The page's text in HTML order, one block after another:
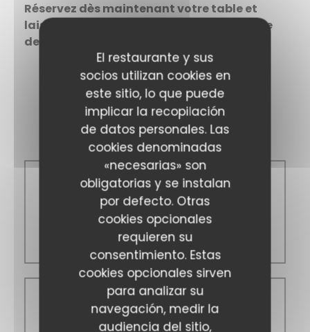
El restaurante y sus
socios utilizan cookies en
este sitio, lo que puede
implicar la recopilación
de datos personales. Las
cookies denominadas
«necesarias» son
obligatorias y se instalan
por defecto. Otras
cookies opcionales
requieren su
consentimiento. Estas
cookies opcionales sirven
para analizar su
navegación, medir la
audiencia del sitio,
Réservez dès maintenant votre table et
laissez-vous emporter par une symphonie
de saveurs !
Horario de apertura
Lun-Mar
12:00 - 14:30
18:30 - 21:30
Miércoles